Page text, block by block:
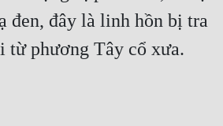
đen, đây là linh hồn bị tra